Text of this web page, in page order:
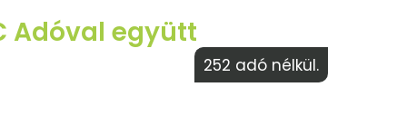
Adóval együtt
252 adó nélkül.